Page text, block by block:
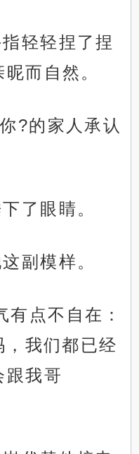
轻轻捏了捏
而自然。
?的家人承认
了眼睛。
副模样。
点不自在：
，我们都已经
跟我哥